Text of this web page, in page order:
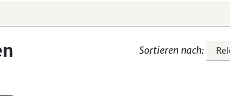
Sortieren nach